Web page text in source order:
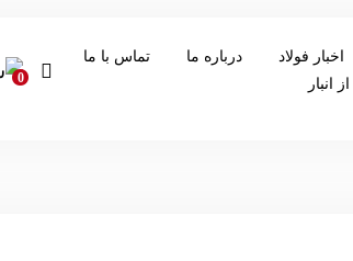
اخبار فولاد درباره ما
تماس با ما
انبار
0